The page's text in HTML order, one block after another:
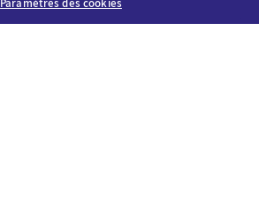
Paramètres des cookies